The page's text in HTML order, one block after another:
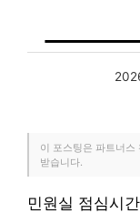
이 포스팅은 파트너스
받습니다.
민원실 점심시